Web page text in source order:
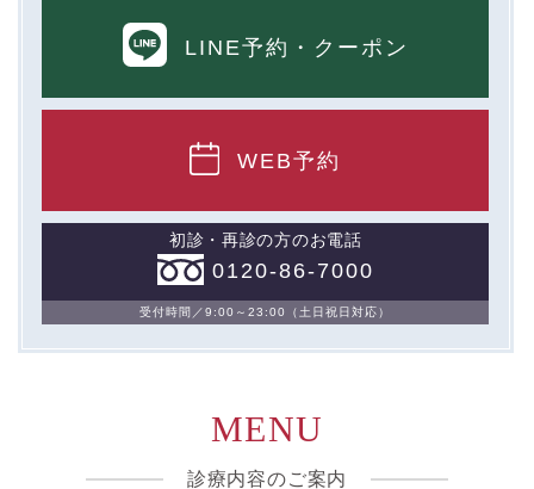
①TCBグループが患者様から取得する情報
②TCBグループが各種サービスの利用に関連して取得す
・患者様がご利用になった各種サービスの内容、ご利用
日時、閲覧履歴等に関連する情報
（これには、Cookie情報、アクセスログ等の利用状況に
関する情報を含みます。）
患者様の同意を得た上で、以下の情報をパブリックDMP
事業者およびアフィリエイトサービスプロバイダ等の第
の個人情報と紐づける場合があります。
LINE予約 ・クーポン
WEB予約
初診・再診の方のお電話
0120-86-7000
受付時間／9:00～23:00（土日祝日対応）
MENU
診療内容のご案内